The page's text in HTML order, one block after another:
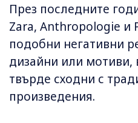
През последните
Zara, Anthropologie и
подобни негативни
дизайни или мотиви,
твърде сходни с
произведения.